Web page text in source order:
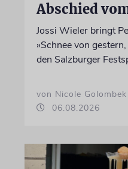
Abschied
Jossi Wieler bringt
»Schnee von
den Salzburger
von Nicole Golombek
06.08.2026